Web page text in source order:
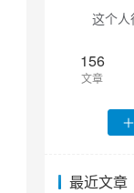
这个
156
文章
最近文章